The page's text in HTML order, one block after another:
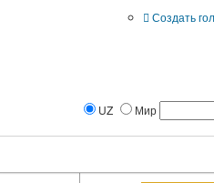
Создать
UZ Мир